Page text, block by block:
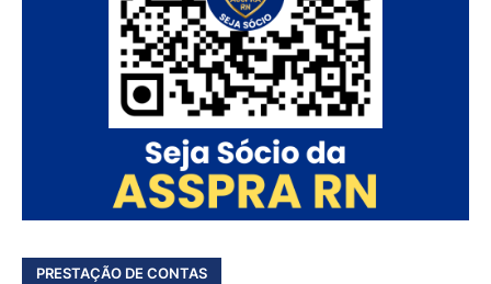
PRESTAÇÃO DE CONTAS